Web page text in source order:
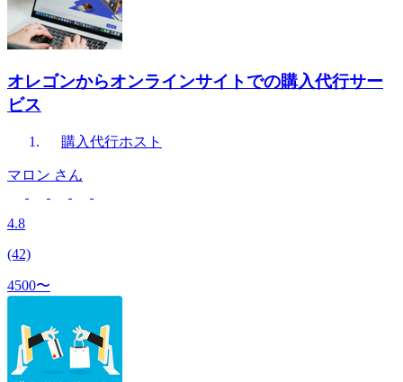
オレゴンからオンラインサイトでの購入代行サー
ビス
購入代行ホスト
マロン さん
4.8
(42)
4500〜